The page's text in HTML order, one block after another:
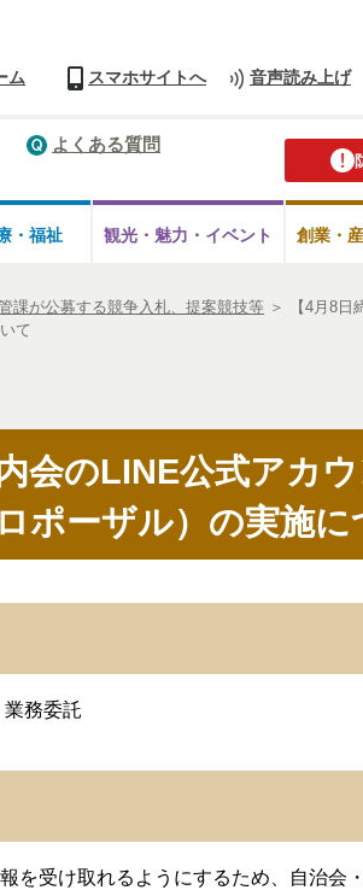
ム スマホサイトへ 音声読み上げ
よくある質問
・ 福祉 観光・魅力・ イベント 創業・
課が公募する競争入札、提案競技等 ＞
【4月8
て
会のLINE公式アカ
ポーザル）の実施に
業務委託
を受け取れるようにするため、自治会